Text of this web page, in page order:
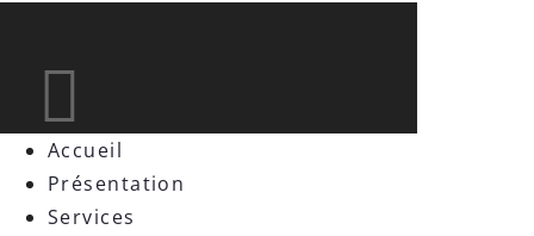
Accueil
Présentation
Services